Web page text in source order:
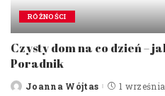
RÓŻNOŚCI
Czysty dom na co dzień –
Poradnik
PostedJoanna Wójtas 1